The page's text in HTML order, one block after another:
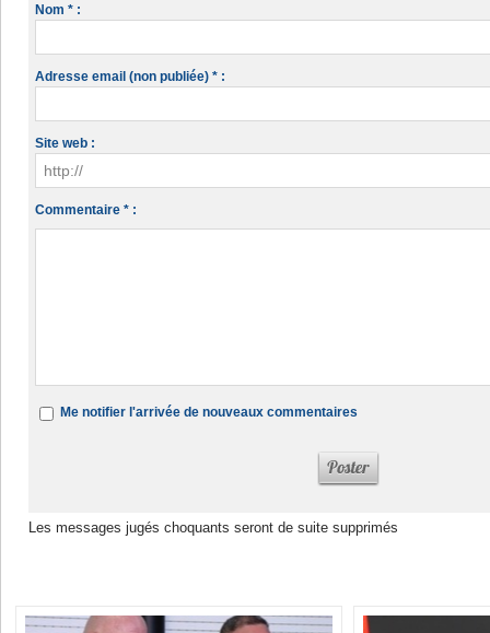
Nom * :
Adresse email (non publiée) * :
Site web :
Commentaire * :
Me notifier l'arrivée de nouveaux commentaires
Les messages jugés choquants seront de suite supprimés